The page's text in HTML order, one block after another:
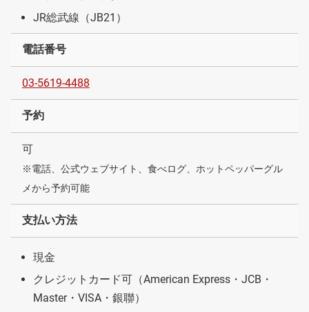
JR総武線（JB21）
電話番号
03-5619-4488
予約
可
※電話、公式ウェブサイト、食べログ、ホットペッパーグル
メから予約可能
支払い方法
現金
クレジットカード可（American Express・JCB・
Master・VISA・銀聯）